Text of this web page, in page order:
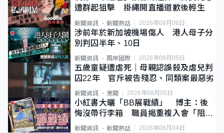
遭群起狙擊 掛繩開直播道歉後輕生
新聞資訊 新聞熱話 2026年08月06日
涉前年於新加坡機場傷人 港人母子分
別判囚半年、10日
新聞資訊 兩岸國際 2026年08月05日
五歲童疑遭虐死｜母親認誤殺及虐兒判
囚22年 官斥被告殘忍、同類案最惡劣
新聞資訊 港聞 2026年08月05日
小紅書大曬「BB展戰績」 博主：後
悔沒帶行李箱 職員揭重複入會「阻止
唔到」
新聞資訊 新聞熱話 2026年08月04日